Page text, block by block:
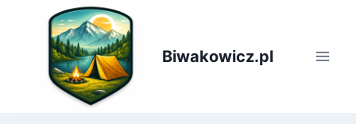
Biwakowicz.pl